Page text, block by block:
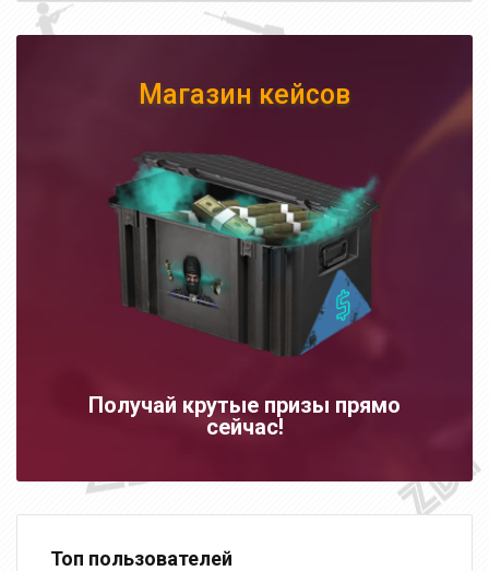
Магазин кейсов
Получай крутые призы прямо
сейчас!
Топ пользователей